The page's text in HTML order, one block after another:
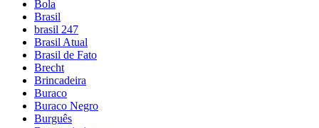
Bola
Brasil
brasil 247
Brasil Atual
Brasil de Fato
Brecht
Brincadeira
Buraco
Buraco Negro
Burguês